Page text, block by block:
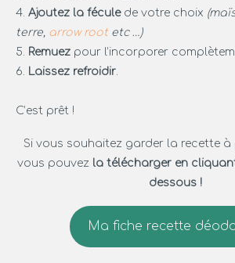
4. Ajoutez la féculede votre choix
terre, arrow rootetc …)
5.
Remuez pour l’incorporer
6.
Laissez refroidir
C’est prêt !
Si vous souhaitez garder la recette à
vous pouvez la télécharger en
dessous !
Ma fiche recette